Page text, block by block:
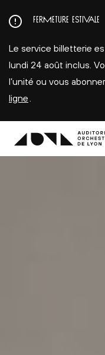
au
principal
FERMETURE ESTIVALE
Le service billetterie
lundi 24 août inclus.
l’unité ou vous
ligne